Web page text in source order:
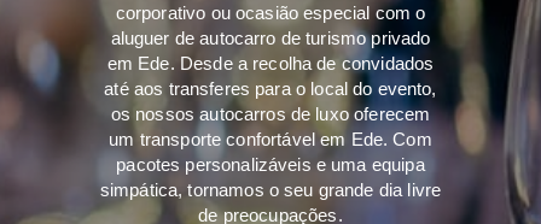
corporativo ou ocasião especial com o
aluguer de autocarro de turismo privado
em Ede. Desde a recolha de convidados
até aos transferes para o local do evento,
os nossos autocarros de luxo oferecem
um transporte confortável em Ede. Com
pacotes personalizáveis e uma equipa
simpática, tornamos o seu grande dia livre
de preocupações.